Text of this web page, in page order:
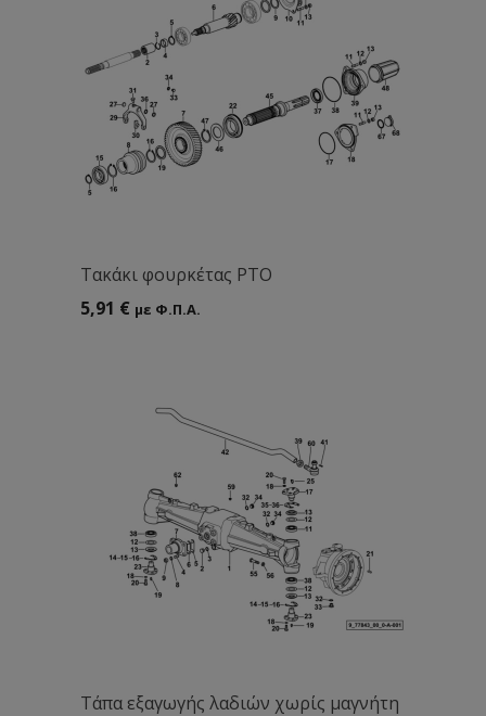
Tακάκι φουρκέτας ΡΤΟ
5,91 € με Φ.Π.Α.
Tάπα εξαγωγής λαδιών χωρίς μαγνήτη